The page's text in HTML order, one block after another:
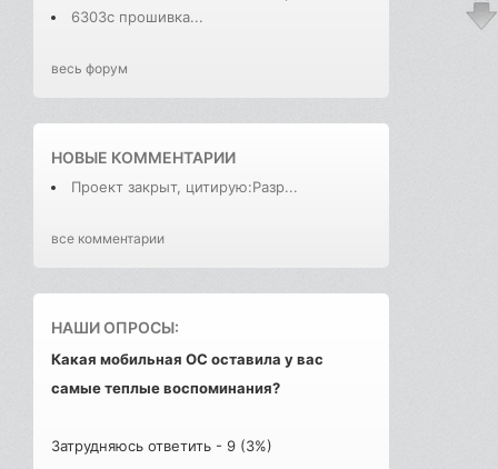
6303с прошивка...
весь форум
НОВЫЕ КОММЕНТАРИИ
Проект закрыт, цитирую:Разр...
все комментарии
НАШИ ОПРОСЫ:
Какая мобильная ОС оставила у вас
самые теплые воспоминания?
Затрудняюсь ответить - 9 (3%)